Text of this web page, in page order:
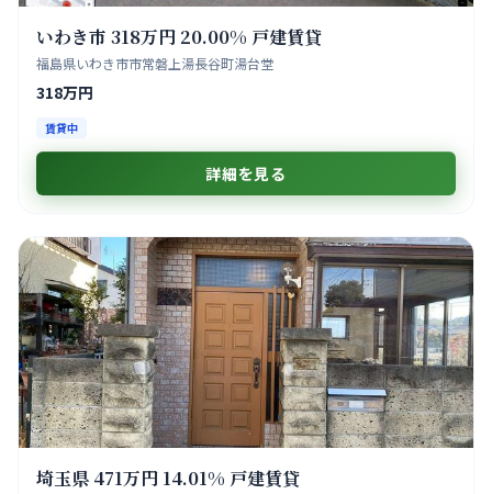
いわき市 318万円 20.00% 戸建賃貸
福島県いわき市市常磐上湯長谷町湯台堂
318万円
賃貸中
詳細を見る
埼玉県 471万円 14.01% 戸建賃貸